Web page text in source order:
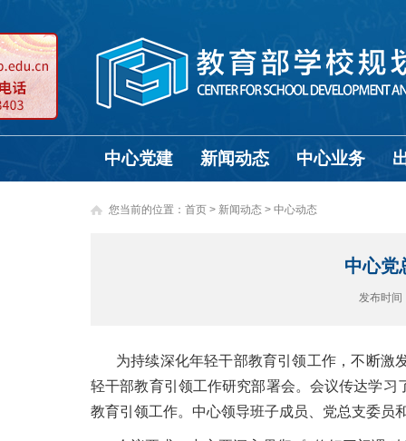
中心党建 新闻动态 中心业务
您当前的位置： 首页 > 新闻动态 > 中心动态
中心党
发布时
为持续深化年轻干部教育引领工作，不断激
轻干部教育引领工作研究部署会。会议传达学
教育引领工作。中心领导班子成员、党总支委员